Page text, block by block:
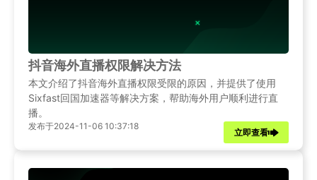
抖音海外直播权限解决方法
本文介绍了抖音海外直播权限受限的原因，并提供了使用
Sixfast回国加速器等解决方案，帮助海外用户顺利进行直
播。
发布于2024-11-06 10:37:18
立即查看